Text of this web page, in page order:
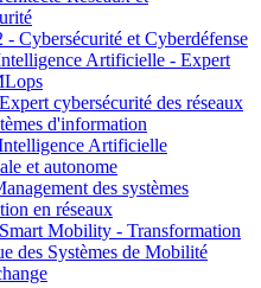
Cybersécurité et Cyberdéfense
Artificielle - Expert
cybersécurité des réseaux
d'information
Artificielle
et autonome
des systèmes
en réseaux
Mobility - Transformation
des Systèmes de Mobilité